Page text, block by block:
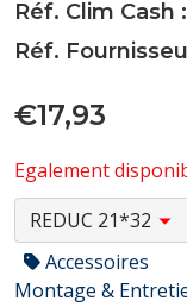
Réf. Clim Cash
Réf.
€17,93
Egalement
Accessoires
Montage &